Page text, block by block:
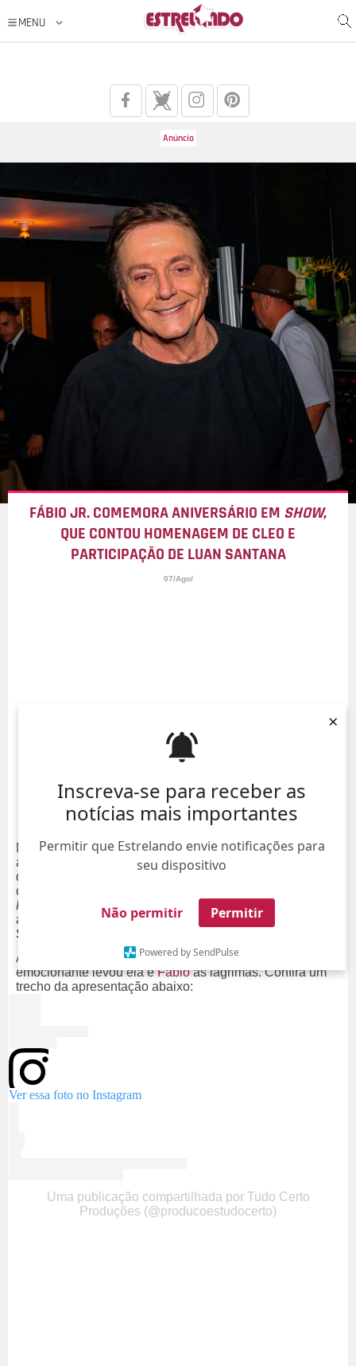
Inscreva-se para receber as
notícias mais importantes
Permitir que Estrelando envie notificações para
seu dispositivo
Não permitir Permitir
Powered by SendPulse
×
FÁBIO JR. COMEMORA ANIVERSÁRIO EM SHOW,
QUE CONTOU HOMENAGEM DE CLEO E
PARTICIPAÇÃO DE LUAN SANTANA
07/Ago/
Na última terça-feira, dia 21, Fábio Jr. comemorou 70
anos de idade em grande estilo. O cantor subiu no palco
do
para um
como estreia da turnê
Poucos Anos.
Além de cantar seus maiores sucessos, o
aniversariante ainda contou com a participação de Luan
Santana e ganhou uma homenagem da filha, Cleo.
A atriz e cantora
cantou a músicaPaie o momento
emocionante levou ela eFábioàs lágrimas. Confira um
trecho da apresentação abaixo:
Ver essa foto no Instagram
Uma publicação compartilhada por Tudo Certo
Produções (@producoestudocerto)